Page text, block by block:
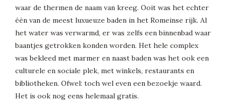
waar de thermen de naam van kreeg. Ooit was het echter
één van de meest luxueuze baden in het Romeinse rijk. Al
het water was verwarmd, er was zelfs een binnenbad waar
baantjes getrokken konden worden. Het hele complex
was bekleed met marmer en naast baden was het ook een
culturele en sociale plek, met winkels, restaurants en
bibliotheken. Ofwel: toch wel even een bezoekje waard.
Het is ook nog eens helemaal gratis.